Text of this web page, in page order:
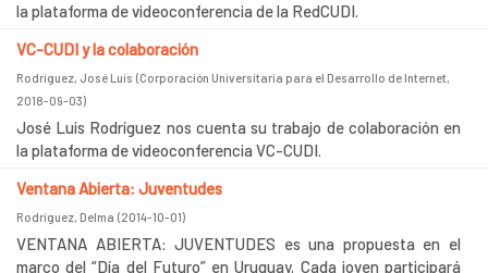
la plataforma de videoconferencia de la RedCUDI.
VC-CUDI y la colaboración
Rodríguez, José Luis (Corporación Universitaria para el Desarrollo de Internet,
2018-09-03)
José Luis Rodríguez nos cuenta su trabajo de colaboración en
la plataforma de videoconferencia VC-CUDI.
Ventana Abierta: Juventudes
Rodríguez, Delma (2014-10-01)
VENTANA ABIERTA: JUVENTUDES es una propuesta en el
marco del “Día del Futuro” en Uruguay. Cada joven participará